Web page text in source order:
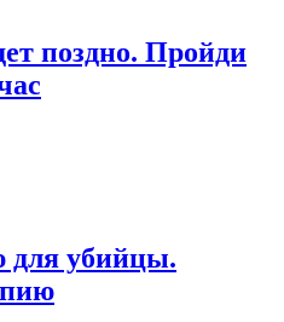
поздно. Пройди
для убийцы.